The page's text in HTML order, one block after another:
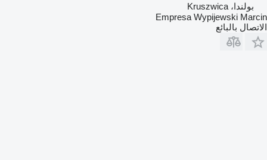
بولندا، Kruszwica
Empresa Wypijewski Marcin
الاتصال بالبائع